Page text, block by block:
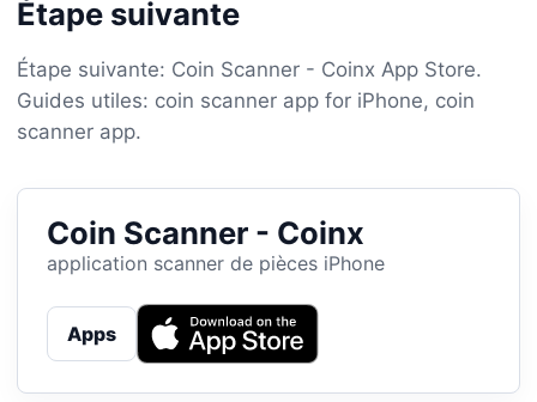
Étape suivante
Étape suivante: Coin Scanner - Coinx App Store.
Guides utiles: coin scanner app for iPhone, coin
scanner app.
Coin Scanner - Coinx
application scanner de pièces iPhone
Apps